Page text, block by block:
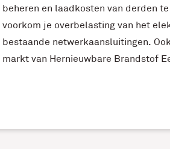
beheren en laadkosten van derden
voorkom je overbelasting van het
bestaande netwerkaansluitingen.
markt van Hernieuwbare Brandstof